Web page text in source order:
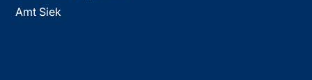
Amt Siek